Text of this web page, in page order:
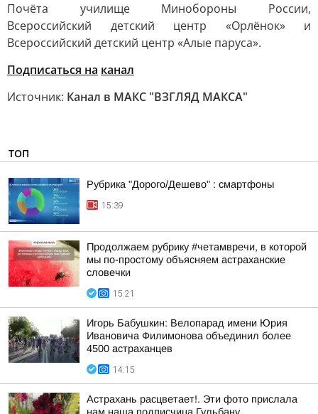
Почёта училище Минобороны России,
Всероссийский детский центр «Орлёнок» и
Всероссийский детский центр «Алые паруса».
Подписаться на канал
Источник: Канал в МАКС "ВЗГЛЯД МАКСА"
ТОП
Рубрика "Дорого/Дешево" : смартфоны
15:39
Продолжаем рубрику #четамвречи, в которой
мы по-простому объясняем астраханские
словечки
15:21
Игорь Бабушкин: Велопарад имени Юрия
Ивановича Филимонова объединил более
4500 астраханцев
14:15
Астрахань расцветает!. Эти фото прислала